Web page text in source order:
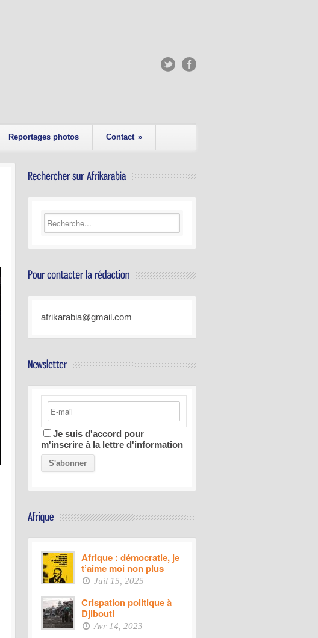
Reportages photos Contact »
afrikarabia@gmail.com
Je suis d'accord pour
m'inscrire à la lettre d'information
Afrique : démocratie, je
t’aime moi non plus
Juil 15, 2025
Crispation politique à
Djibouti
Avr 14, 2023